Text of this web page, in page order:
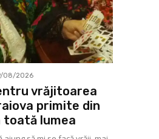
08/2026
vrăjitoarea
primite din
toată lumea